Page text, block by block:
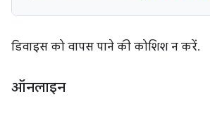
डिवाइस को वापस पाने की कोशिश न करें.
ऑनलाइन